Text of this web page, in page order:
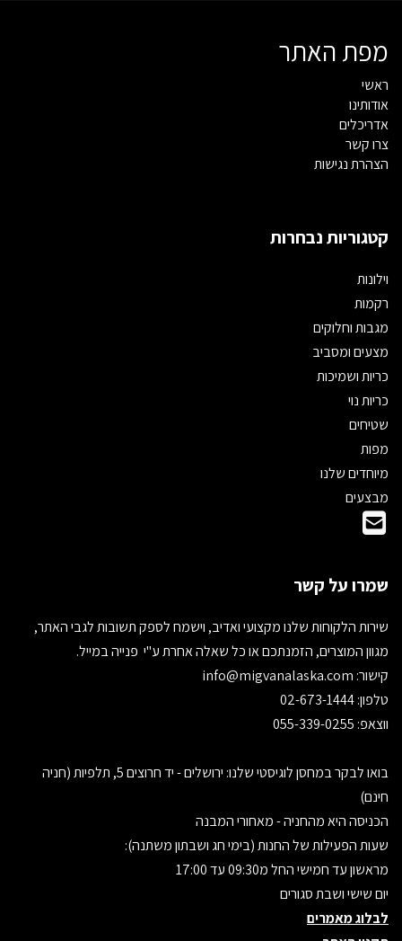
מפת האתר
ראשי
אודותינו
אדריכלים
צרו קשר
הצהרת נגישות
קטגוריות נבחרות
וילונות
רקמות
מגבות וחלוקים
מצעים ומסביב
כריות ושמיכות
כריות נוי
שטיחים
מפות
מיוחדים שלנו
מבצעים
שמרו על קשר
שירות הלקוחות שלנו מקצועי ואדיב, וישמח לספק תשובות לגבי האתר,
מגוון המוצרים, הזמנתכם או כל שאלה אחרת ע"י פנייה במייל.
קישור:
טלפון: 02-673-1444
ווצאפ: 055-339-0255
בואו לבקר במחסן לוגיסטי שלנו: ירושלים - יד חרוצים 5, תלפיות (חניה
חינם)
הכניסה היא מהחניה - מאחורי המבנה
שעות הפעילות של החנות (בימי חג ושבתון משתנה):
מראשון עד חמישי החל מ09:30 עד 17:00
יום שישי ושבת סגורים
לבלוג מאמרים